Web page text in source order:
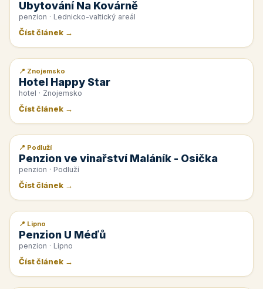
Ubytování Na Kovárně
penzion · Lednicko-valtický areál
Číst článek →
📰 PR článek
📍 Znojemsko
Hotel Happy Star
hotel · Znojemsko
Číst článek →
📰 PR článek
📍 Podluží
Penzion ve vinařství Maláník - Osička
penzion · Podluží
Číst článek →
📰 PR článek
📍 Lipno
Penzion U Méďů
penzion · Lipno
Číst článek →